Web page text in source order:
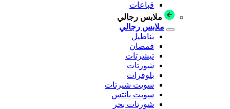
قباعات
ملابس رجالي
ملابس رجالي
بناطيل
قمصان
تيشرتات
شورتات
بلوفرات
سويت شيرتات
سويت بانتس
شورتات بحر